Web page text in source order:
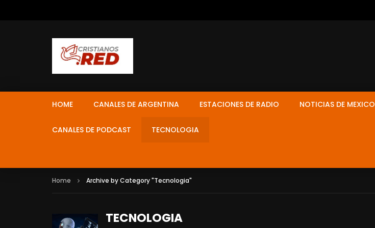
HOME CANALES DE ARGENTINA ESTACIONES DE RADIO NOTICIAS DE MEXICO
CANALES DE PODCAST TECNOLOGIA
Home Archive by Category "Tecnologia"
TECNOLOGIA